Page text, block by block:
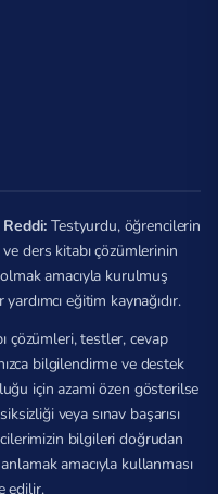
Testyurdu, öğrencilerin
ve ders kitabı çözümlerinin
olmak amacıyla kurulmuş
eğitim kaynağıdır.
çözümleri, testler, cevap
bilgilendirme ve destek
için azami özen gösterilse
veya sınav başarısı
bilgileri doğrudan
amacıyla kullanması
edilir.